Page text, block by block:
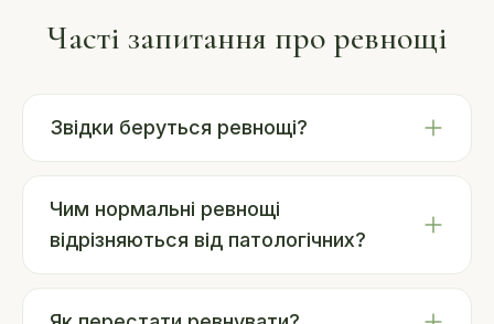
Часті запитання про ревнощі
Звідки беруться ревнощі?
Чим нормальні ревнощі
відрізняються від патологічних?